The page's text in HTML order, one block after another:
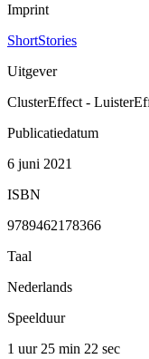
Imprint
ShortStories
Uitgever
ClusterEffect -
Publicatiedatum
6 juni 2021
ISBN
9789462178366
Taal
Nederlands
Speelduur
1 uur 25 min 22 sec